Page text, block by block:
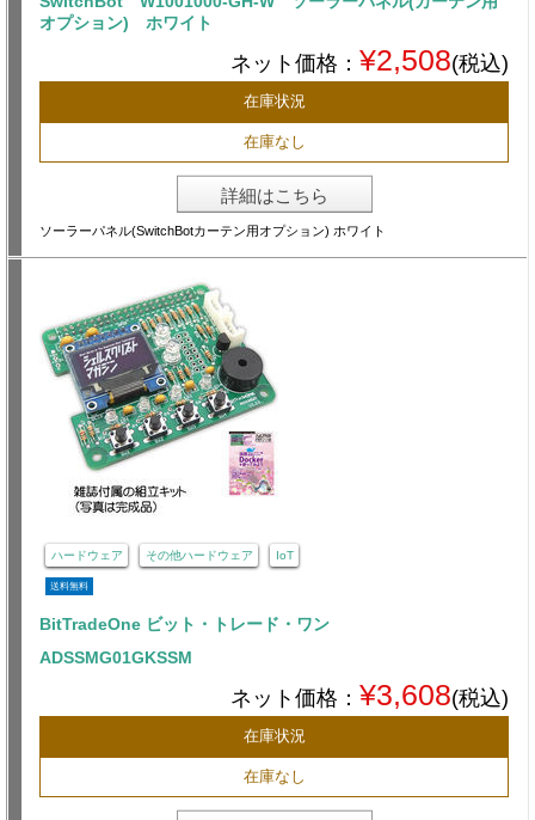
オプション) ホワイト
ネット価格： ¥2,508(税込)
在庫状況
在庫なし
詳細はこちら
ソーラーパネル(SwitchBotカーテン用オプション) ホワイト
ハードウェア その他ハードウェア IoT
送料無料
BitTradeOne ビット・トレード・ワン
ADSSMG01GKSSM
ネット価格： ¥3,608(税込)
在庫状況
在庫なし